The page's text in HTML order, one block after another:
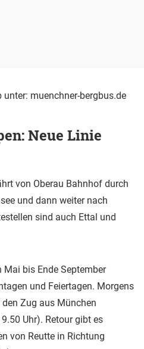
muenchner-bergbus.de
Neue Linie
von Oberau Bahnhof durch
und dann weiter nach
sind auch Ettal und
Mai bis Ende September
und Feiertagen. Morgens
Zug aus München
Uhr). Retour gibt es
von Reutte in Richtung